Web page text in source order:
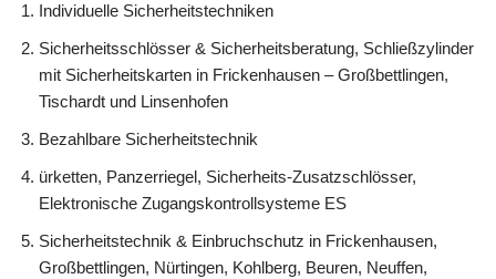
Individuelle Sicherheitstechniken
Sicherheitsschlösser & Sicherheitsberatung, Schließzylinder
mit Sicherheitskarten in Frickenhausen – Großbettlingen,
Tischardt und Linsenhofen
Bezahlbare Sicherheitstechnik
ürketten, Panzerriegel, Sicherheits-Zusatzschlösser,
Elektronische Zugangskontrollsysteme ES
Sicherheitstechnik & Einbruchschutz in Frickenhausen,
Großbettlingen, Nürtingen, Kohlberg, Beuren, Neuffen,